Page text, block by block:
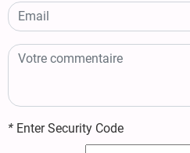
* Enter Security Code